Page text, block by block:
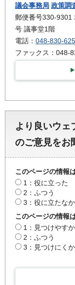
議会事務局 政策調
郵便番号330-9301
号 議事堂1階
電話： 048-830-
ファックス：048-
より良いウェ
のご意見をお
このページの情報
1：役に立った
2：ふつう
3：役に立たな
このページの情報
1：見つけやす
2：ふつう
3：見つけにく